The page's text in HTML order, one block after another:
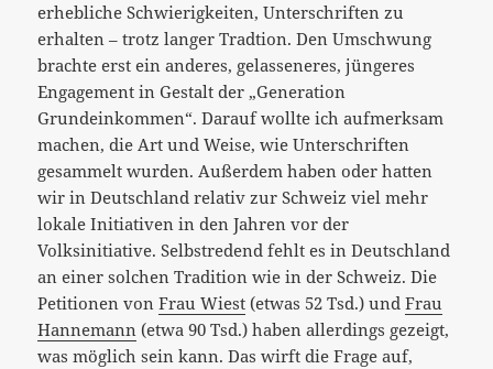
erhebliche Schwierigkeiten, Unterschriften zu
erhalten – trotz langer Tradtion. Den Umschwung
brachte erst ein anderes, gelasseneres, jüngeres
Engagement in Gestalt der „Generation
Grundeinkommen“. Darauf wollte ich aufmerksam
machen, die Art und Weise, wie Unterschriften
gesammelt wurden. Außerdem haben oder hatten
wir in Deutschland relativ zur Schweiz viel mehr
lokale Initiativen in den Jahren vor der
Volksinitiative. Selbstredend fehlt es in Deutschland
an einer solchen Tradition wie in der Schweiz. Die
Petitionen vonFrau Wiest (etwas 52 Tsd.) undFrau
Hannemann (etwa 90 Tsd.) haben allerdings gezeigt,
was möglich sein kann. Das wirft die Frage auf,